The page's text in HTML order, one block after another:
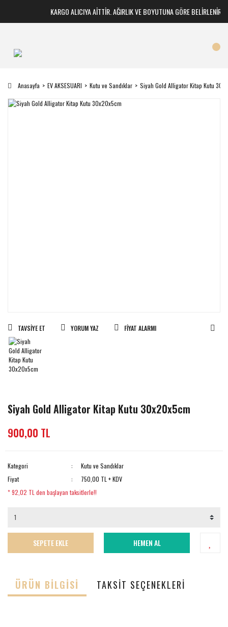
KARGO ALICIYA AİTTİR. AĞIRLIK VE BOYUTUNA GÖRE BELİRLENİR
Anasayfa EV AKSESUARI Kutu ve Sandıklar Siyah Gold Alligator Kitap Kutu
TAVSIYE ET YORUM YAZ FIYAT ALARMI
Siyah Gold Alligator Kitap Kutu 30x20x5cm
900,00 TL
Kategori
Kutu ve Sandıklar
Fiyat
750,00 TL + KDV
* 92,02 TL den başlayan taksitlerle!!
SEPETE EKLE HEMEN AL
ÜRÜN BILGISI TAKSIT SEÇENEKLERI